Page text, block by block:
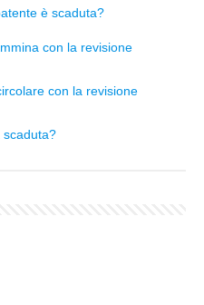
è scaduta?
con la revisione
con la revisione
scaduta?